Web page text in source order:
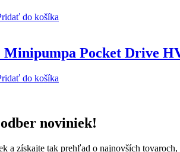
do košíka
Pocket Drive
do košíka
noviniek!
a získajte tak prehľad o najnovších tovaroch,